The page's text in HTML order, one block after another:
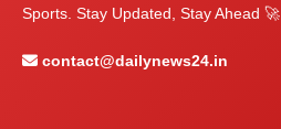
Sports. Stay Updated, Stay Ahead 🚀
contact@dailynews24.in